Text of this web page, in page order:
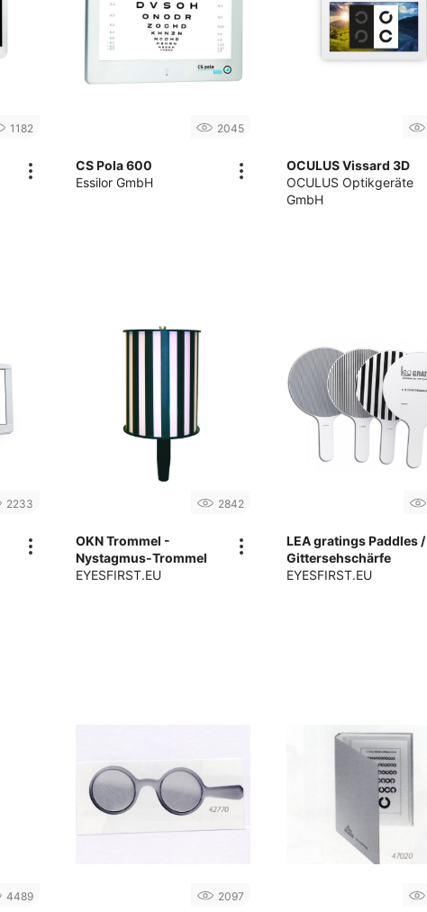
1182 2045
CS Pola 600
Essilor GmbH
OCULUS Vissard 3D
OCULUS Optikgeräte
GmbH
2233 2842
OKN Trommel -
Nystagmus-Trommel
EYESFIRST.EU
LEA gratings Paddles /
Gittersehschärfe
EYESFIRST.EU
4489 2097